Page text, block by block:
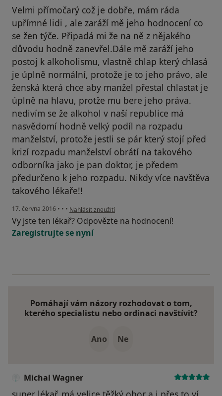
Velmi přímočarý což je dobře, mám ráda
upřímné lidi , ale zaráží mě jeho hodnocení co
se žen týče. Připadá mi že na ně z nějakého
důvodu hodně zanevřel.Dále mě zaráží jeho
postoj k alkoholismu, vlastně chlap který chlasá
je úplně normální, protože je to jeho právo, ale
ženská která chce aby manžel přestal chlastat je
úplně na hlavu, protže mu bere jeho práva.
nedivím se že alkohol v naší republice má
nasvědomí hodně velký podíl na rozpadu
manželství, protože jestli se pár který stojí před
krizí rozpadu manželství obrátí na takového
odborníka jako je pan doktor, je předem
předurčeno k jeho rozpadu. Nikdy více navštěva
takového lékaře!!
17. června 2016 • • • podle názoru uživatele Váš účet byl odstraněn
Nahlásit zneužití
Vy jste ten lékař? Odpovězte na hodnocení!
Zaregistrujte se nyní
Pomáhají vám názory rozhodovat o tom,
kterého specialistu nebo ordinaci navštívit?
Ano Ne
Michal Wagner